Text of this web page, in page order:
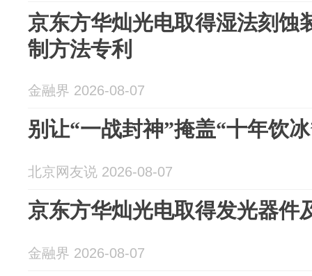
京东方华灿光电取得湿法刻蚀
制方法专利
金融界 2026-08-07
别让“一战封神”掩盖“十年饮
北京网友说 2026-08-07
京东方华灿光电取得发光器件
金融界 2026-08-07